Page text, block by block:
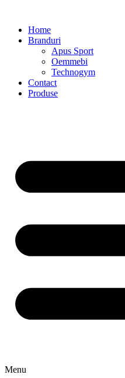
Home
Branduri
Apus Sport
Oemmebi
Technogym
Contact
Produse
Menu